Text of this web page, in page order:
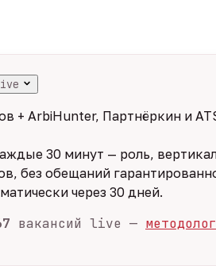
+ ArbiHunter, Партнёркин и
30 минут — роль,
без обещаний
через 30 дней.
вакансий live —